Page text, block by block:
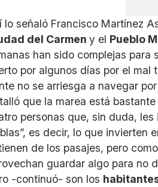
lo señaló Francisco Martínez
del Carmeny el Pueblo
han sido complejas
por algunos días por el mal
no se arriesga a navegar
que la marea está
personas que, sin duda,
es decir, lo que invierten
de los pasajes, pero
guardar algo para no
-continuó- son los